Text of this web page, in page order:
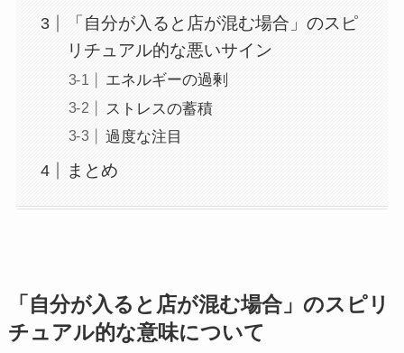
「自分が入ると店が混む場合」のスピ
リチュアル的な悪いサイン
エネルギーの過剰
ストレスの蓄積
過度な注目
まとめ
「自分が入ると店が混む場合」のスピリ
チュアル的な意味について